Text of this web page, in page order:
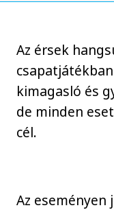
Az érsek
kimagasló és
de minden
cél.
Az eseményen